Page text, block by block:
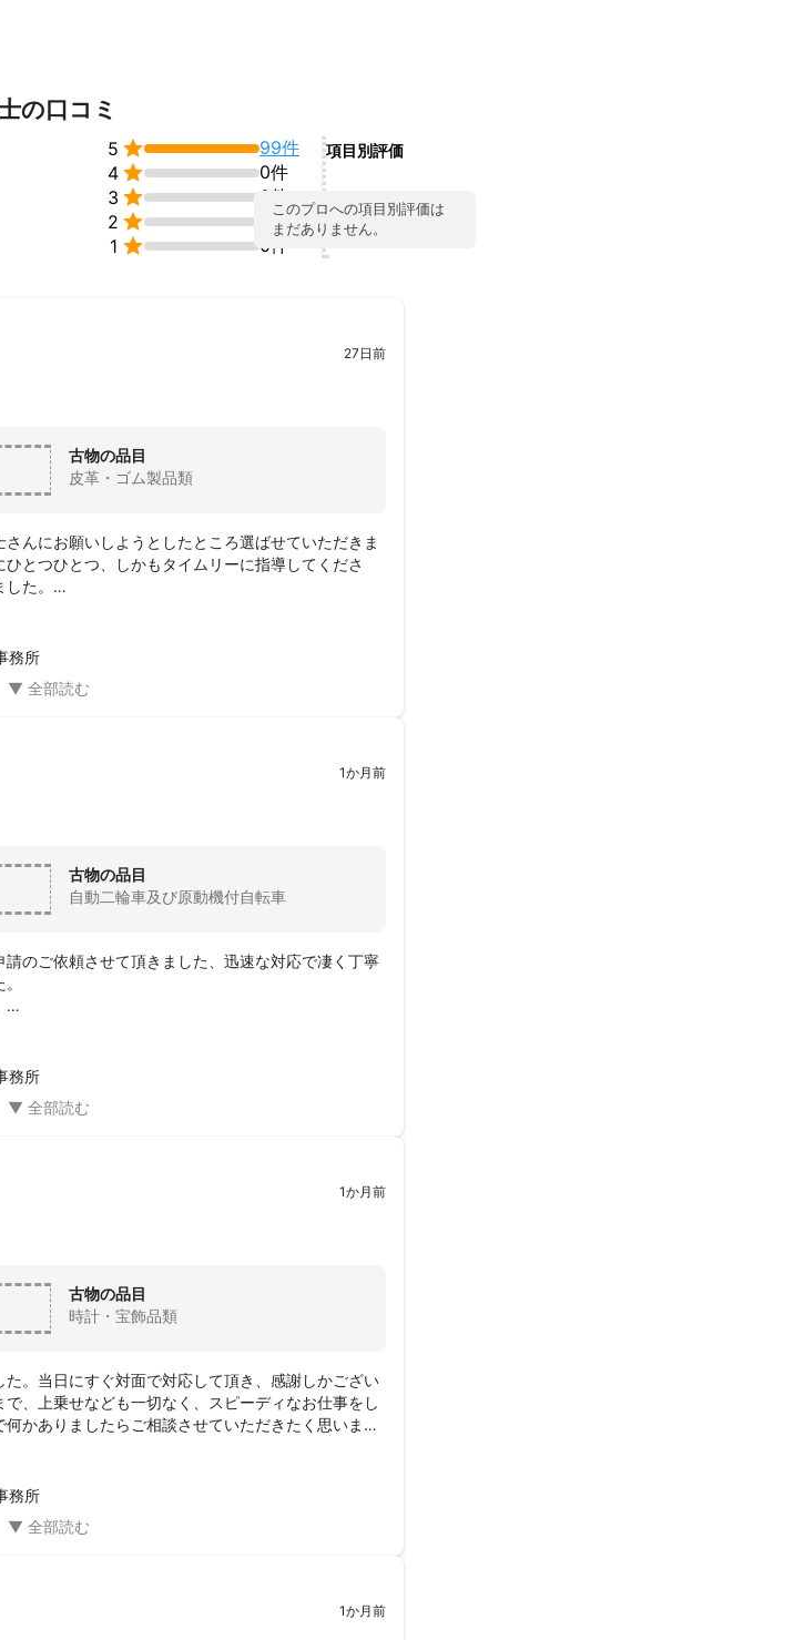
の口コミ
5 
99件
4 
0件
3 
0件
2 
0件
1  0件
項目別評価
このプロへの項目別評価は
まだありません。
27日前
古物の品目
皮革・ゴム製品類
んにお願いしようとしたところ選ばせていただきま
とつひとつ、しかもタイムリーに指導してくださ
た。
務所
1か月前
古物の品目
自動二輪車及び原動機付自転車
のご依頼させて頂きました、迅速な対応で凄く丁寧
務所
1か月前
古物の品目
時計・宝飾品類
。当日にすぐ対面で対応して頂き、感謝しかござい
、上乗せなども一切なく、スピーディなお仕事をし
かありましたらご相談させていただきたく思いま
務所
1か月前